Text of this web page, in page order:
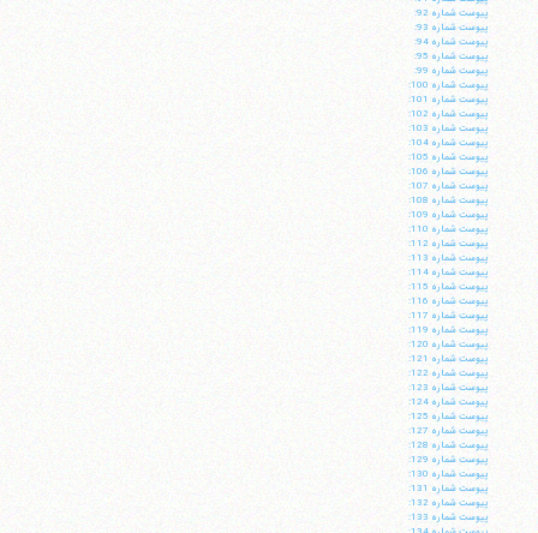
پيوست شماره 92:
پيوست شماره 93:
پيوست شماره 94:
پيوست شماره 95:
پيوست شماره 99:
پيوست شماره 100:
پيوست شماره 101:
پيوست شماره 102:
پيوست شماره 103:
پيوست شماره 104:
پيوست شماره 105:
پيوست شماره 106:
پيوست شماره 107:
پيوست شماره 108:
پيوست شماره 109:
پيوست شماره 110:
پيوست شماره 112:
پيوست شماره 113:
پيوست شماره 114:
پيوست شماره 115:
پيوست شماره 116:
پيوست شماره 117:
پيوست شماره 119:
پيوست شماره 120:
پيوست شماره 121:
پيوست شماره 122:
پيوست شماره 123:
پيوست شماره 124:
پيوست شماره 125:
پيوست شماره 127:
پيوست شماره 128:
پيوست شماره 129:
پيوست شماره 130:
پيوست شماره 131:
پيوست شماره 132:
پيوست شماره 133: